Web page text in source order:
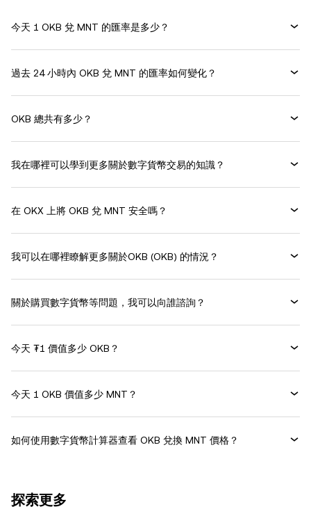
今天 1 OKB 兌 MNT 的匯率是多少？
過去 24 小時內 OKB 兌 MNT 的匯率如何變化？
OKB 總共有多少？
我在哪裡可以學到更多關於數字貨幣交易的知識？
在 OKX 上將 OKB 兌 MNT 安全嗎？
我可以在哪裡瞭解更多關於OKB (OKB) 的情況？
關於購買數字貨幣等問題，我可以向誰諮詢？
今天 ₮1 價值多少 OKB？
今天 1 OKB 價值多少 MNT？
如何使用數字貨幣計算器查看 OKB 兌換 MNT 價格？
探索更多